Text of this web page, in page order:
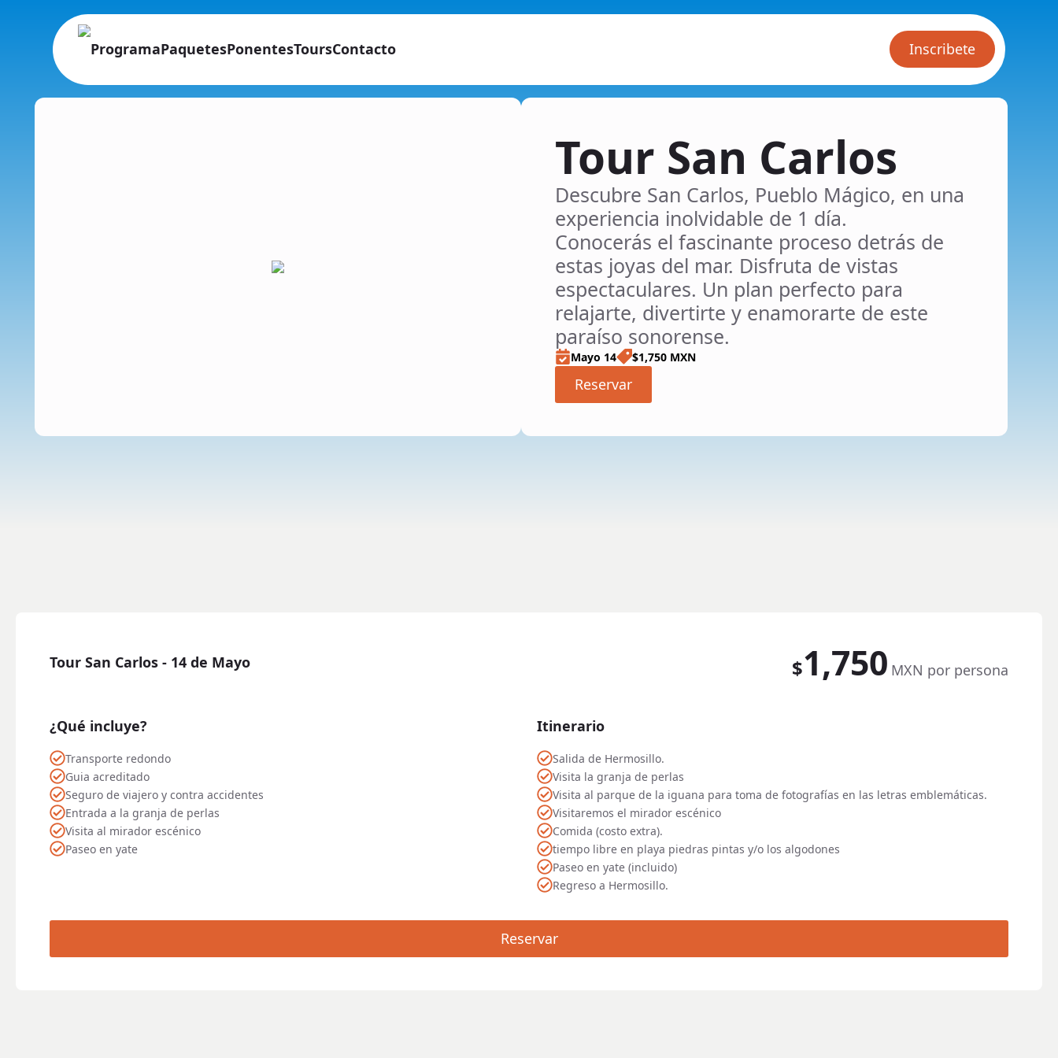
ProgramaPaquetesPonentesToursContacto Inscribete
Tour San Carlos
Descubre San Carlos, Pueblo Mágico, en una
experiencia inolvidable de 1 día.
Conocerás el fascinante proceso detrás de
estas joyas del mar. Disfruta de vistas
espectaculares. Un plan perfecto para
relajarte, divertirte y enamorarte de este
paraíso sonorense.
Mayo 14 $1,750 MXN
Reservar
Tour San Carlos - 14 de Mayo $1,750 MXN por persona
¿Qué incluye?
Transporte redondo
Guia acreditado
Seguro de viajero y contra accidentes
Entrada a la granja de perlas
Visita al mirador escénico
Paseo en yate
Itinerario
Salida de Hermosillo.
Visita la granja de perlas
Visita al parque de la iguana para toma de fotografías en las letras emblemáticas.
Visitaremos el mirador escénico
Comida (costo extra).
tiempo libre en playa piedras pintas y/o los algodones
Paseo en yate (incluido)
Regreso a Hermosillo.
Reservar